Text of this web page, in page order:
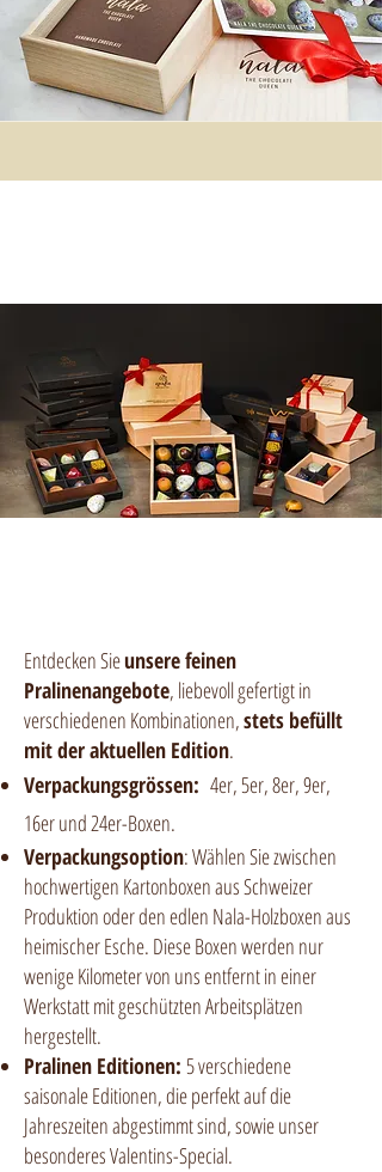
Entdecken Sieunsere feinen
Pralinenangebote, liebevoll gefertigt in
verschiedenen Kombinationen,stets befüllt
mit der aktuellen Edition.
Verpackungsgrössen: 4er, 5er, 8er, 9er,
16er und 24er-Boxen.
Verpackungsoption: Wählen Sie zwischen
hochwertigen Kartonboxen aus Schweizer
Produktion oder den edlen Nala-Holzboxen aus
heimischer Esche. Diese Boxen werden nur
wenige Kilometer von uns entfernt in einer
Werkstatt mit geschützten Arbeitsplätzen
hergestellt.
Pralinen Editionen: 5 verschiedene
saisonale Editionen, die perfekt auf die
Jahreszeiten abgestimmt sind, sowie unser
besonderes Valentins-Special.